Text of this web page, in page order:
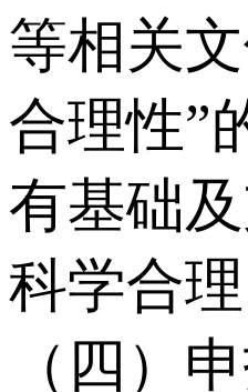
等相关
合理性”
有基础
科学合
（四）